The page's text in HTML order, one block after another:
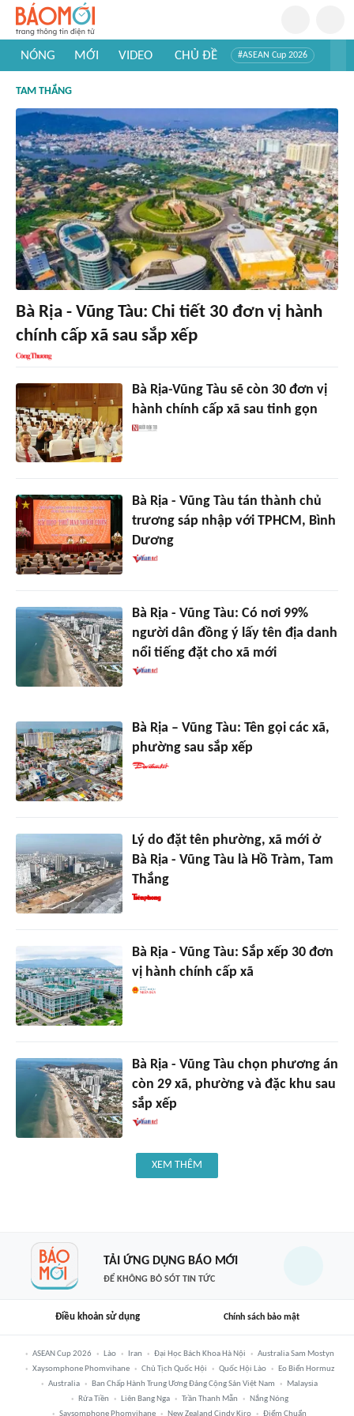
NÓNG MỚI VIDEO CHỦ ĐỀ #ASEAN Cup 2026
#Khám phá thế giới
TAM THẮNG
Bà Rịa - Vũng Tàu: Chi tiết 30 đơn vị hành
chính cấp xã sau sắp xếp
Bà Rịa-Vũng Tàu sẽ còn 30 đơn vị
hành chính cấp xã sau tinh gọn
Bà Rịa - Vũng Tàu tán thành chủ
trương sáp nhập với TPHCM, Bình
Dương
Bà Rịa - Vũng Tàu: Có nơi 99%
người dân đồng ý lấy tên địa danh
nổi tiếng đặt cho xã mới
Bà Rịa – Vũng Tàu: Tên gọi các xã,
phường sau sắp xếp
Lý do đặt tên phường, xã mới ở
Bà Rịa - Vũng Tàu là Hồ Tràm, Tam
Thắng
Bà Rịa - Vũng Tàu: Sắp xếp 30 đơn
vị hành chính cấp xã
Bà Rịa - Vũng Tàu chọn phương án
còn 29 xã, phường và đặc khu sau
sắp xếp
XEM THÊM
TẢI ỨNG DỤNG BÁO MỚI
ĐỂ KHÔNG BỎ SÓT TIN TỨC
Điều khoản sử dụng Chính sách bảo mật
ASEAN Cup 2026 Lào Iran Đại Học Bách Khoa Hà Nội
Australia Sam Mostyn
Xaysomphone Phomvihane
Chủ Tịch Quốc Hội Quốc Hội Lào
Eo Biển Hormuz
Australia
Ban Chấp Hành Trung Ương Đảng Cộng Sản Việt Nam
Malaysia
Rửa Tiền
Liên Bang Nga Trần Thanh Mẫn
Nắng Nóng
Saysomphone Phomvihane
New Zealand Cindy Kiro Điểm Chuẩn